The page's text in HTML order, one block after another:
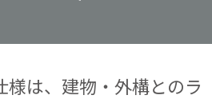
は、建物・外構とのラ